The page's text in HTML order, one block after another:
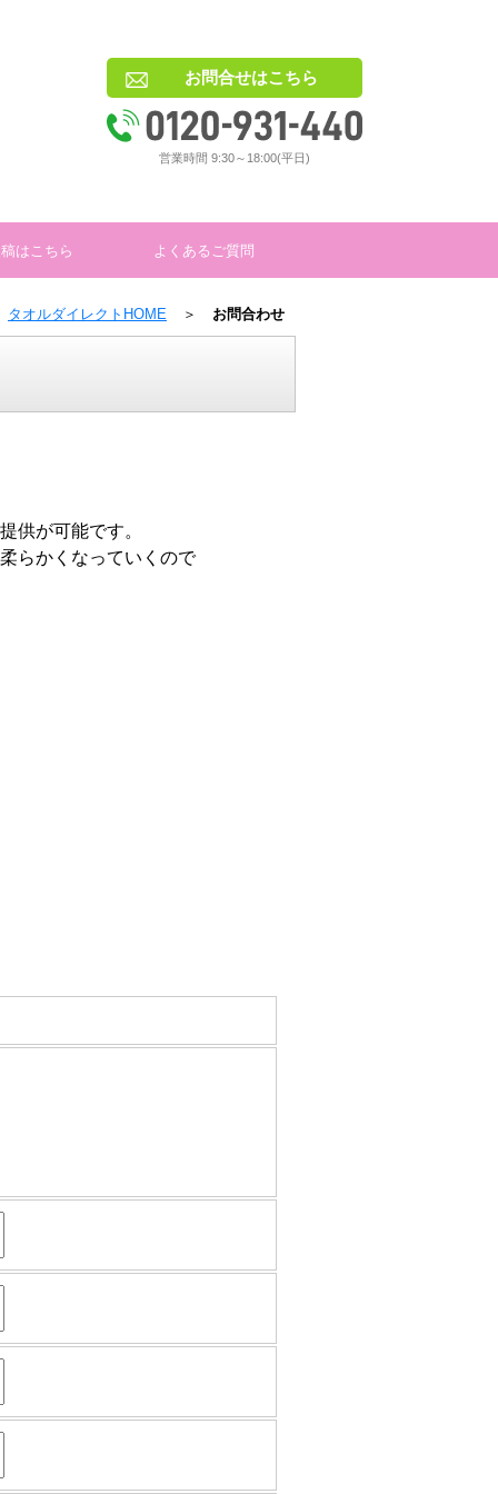
お問合せはこちら
営業時間 9:30～18:00(平日)
はこちら よくあるご質問
タオルダイレクトHOME ＞ お問合わせ
供が可能です。
らかくなっていくので